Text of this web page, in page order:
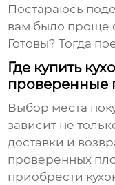
Постараюсь
вам было проще
Готовы? Тогда
Где купить
проверенные
Выбор места
зависит не
доставки и
проверенных
приобрести